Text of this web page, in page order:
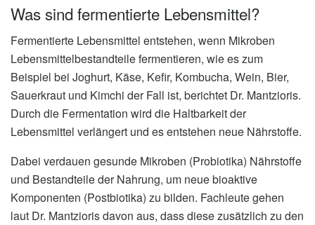
Was sind fermentierte Lebensmittel?
Fermentierte Lebensmittel entstehen, wenn Mikroben
Lebensmittelbestandteile fermentieren, wie es zum
Beispiel bei Joghurt, Käse, Kefir, Kombucha, Wein, Bier,
Sauerkraut und Kimchi der Fall ist, berichtet Dr. Mantzioris.
Durch die Fermentation wird die Haltbarkeit der
Lebensmittel verlängert und es entstehen neue Nährstoffe.
Dabei verdauen gesunde Mikroben (Probiotika) Nährstoffe
und Bestandteile der Nahrung, um neue bioaktive
Komponenten (Postbiotika) zu bilden. Fachleute gehen
laut Dr. Mantzioris davon aus, dass diese zusätzlich zu den